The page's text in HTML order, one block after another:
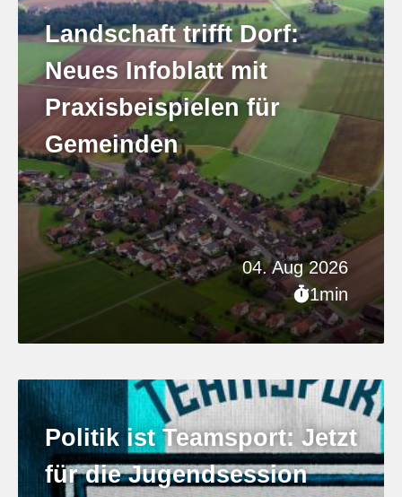
04. Aug 2026
1min
Landschaft trifft Dorf:
Neues Infoblatt mit
Praxisbeispielen für
Gemeinden
Politik ist Teamsport: Jetzt
für die Jugendsession